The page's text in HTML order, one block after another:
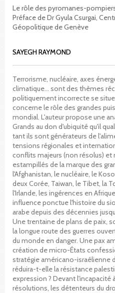
Le rôle des pyromanes-
Préface de Dr Gyula Csurgai,
Géopolitique de Genève
SAYEGH RAYMOND
Terrorisme, nucléaire, axes
climatique… sont des thèmes
politiquement incorrecte se
concerne le rôle des grandes
mondial. L'auteur propose une
Grands au don d'ubiquité qu'il
tant ils sont générateurs de
tensions régionales et
conflits majeurs (non résolus) et
estampillés de la marque des
l'Afghanistan, le nucléaire, le
deux Corée, Taiwan, le Tibet, la
l'Irlande, les ingérences en
influence ponctue l'histoire du
arabe depuis des décennies
Une trentaine de plans de paix,
la longue route des guerres
du monde en danger. Une pax
création de micro-États
stratégie américano-israélienne
réduira-t-elle la résistance
expression ? Devant l'incapacité
résolutions, les détenteurs du